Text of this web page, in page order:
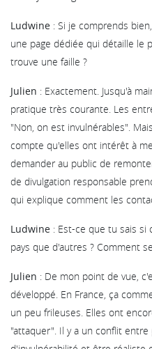
Ludwine : Si je comprends
une page dédiée qui détaille le
trouve une faille ?
Julien : Exactement. Jusqu'à
pratique très courante. Les
"Non, on est invulnérables".
compte qu'elles ont intérêt à
demander au public de
de divulgation responsable
qui explique comment les
Ludwine : Est-ce que tu sais si
pays que d'autres ? Comment
Julien : De mon point de vue,
développé. En France, ça
un peu frileuses. Elles ont
"attaquer". Il y a un conflit